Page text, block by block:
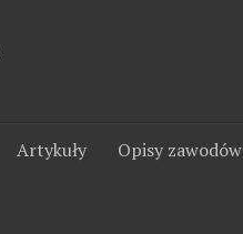
Artykuły Opisy zawodów